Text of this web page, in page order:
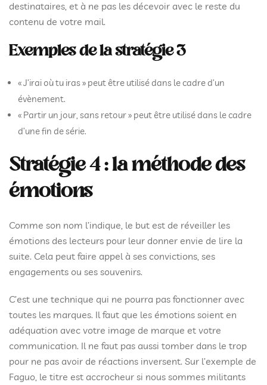
destinataires, et à ne pas les décevoir avec le reste du
contenu de votre mail.
Exemples de la stratégie 3
« J’irai où tu iras » peut être utilisé dans le cadre d’un
évènement.
« Partir un jour, sans retour » peut être utilisé dans le cadre
d’une fin de série.
Stratégie 4 : la méthode des
émotions
Comme son nom l’indique, le but est de réveiller les
émotions des lecteurs pour leur donner envie de lire la
suite. Cela peut faire appel à ses convictions, ses
engagements ou ses souvenirs.
C’est une technique qui ne pourra pas fonctionner avec
toutes les marques. Il faut que les émotions soient en
adéquation avec votre image de marque et votre
communication. Il ne faut pas aussi tomber dans le trop
pour ne pas avoir de réactions inversent. Sur l’exemple de
Faguo, le titre est accrocheur si nous sommes militants